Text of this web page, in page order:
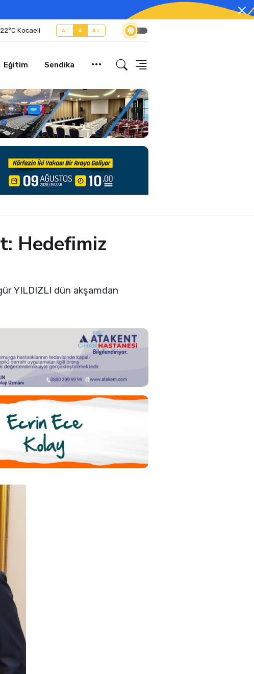
22°C Kocaeli A- A A+
Eğitim Sendika
Hedefimiz
YILDIZLI dün akşamdan